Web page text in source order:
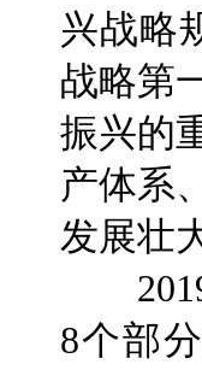
兴战略
战略第
振兴的
产体系
发展壮
2019
8个部